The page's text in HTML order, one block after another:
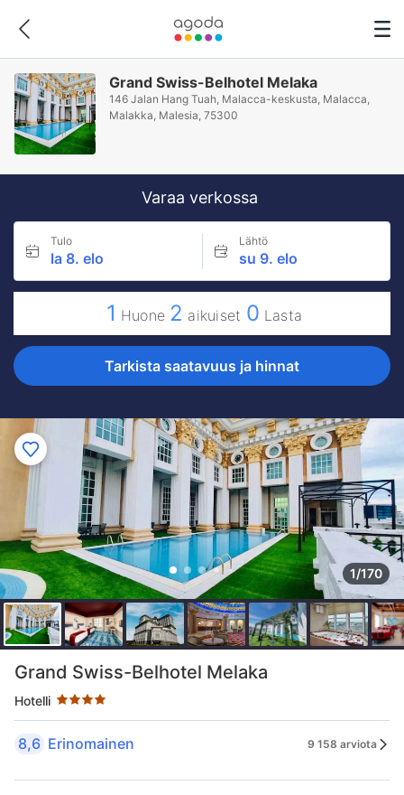
Grand Swiss-Belhotel Melaka
146 Jalan Hang Tuah, Malacca-keskusta, Malacca,
Malakka, Malesia, 75300
Varaa verkossa
Tulo
la 8. elo
Lähtö
su 9. elo
1 Huone 2 aikuiset 0 Lasta
Tarkista saatavuus ja hinnat
1/170
Grand Swiss-Belhotel Melaka
Hotelli
Tähtiluokitus 4 tähteä
8,6 Erinomainen 9 158 arviota